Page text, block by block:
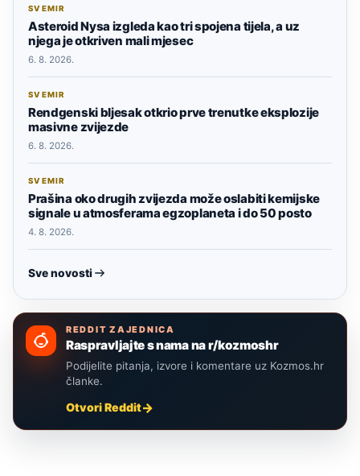
SVEMIR
Asteroid Nysa izgleda kao tri spojena tijela, a uz
njega je otkriven mali mjesec
6. 8. 2026.
SVEMIR
Rendgenski bljesak otkrio prve trenutke eksplozije
masivne zvijezde
6. 8. 2026.
SVEMIR
Prašina oko drugih zvijezda može oslabiti kemijske
signale u atmosferama egzoplaneta i do 50 posto
4. 8. 2026.
Sve novosti
REDDIT ZAJEDNICA
Raspravljajte s nama na r/kozmoshr
Podijelite pitanja, izvore i komentare uz Kozmos.hr
članke.
Otvori Reddit